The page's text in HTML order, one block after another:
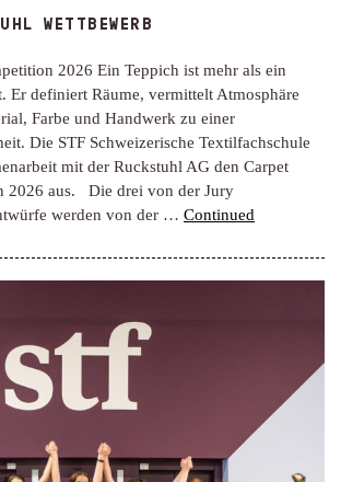
WETTBEWERB
2026 Ein Teppich ist mehr als ein
Er definiert Räume, vermittelt Atmosphäre
Farbe und Handwerk zu einer
Die STF Schweizerische Textilfachschule
mit der Ruckstuhl AG den Carpet
2026 aus. Die drei von der Jury
werden von der … Continued